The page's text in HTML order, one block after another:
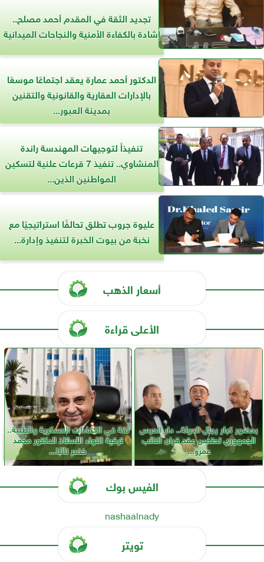
تجديد الثقة في المقدم أحمد مصلح..
إشادة بالكفاءة الأمنية والنجاحات الميدانية
الدكتور أحمد عمارة يعقد اجتماعًا موسعًا
بالإدارات العقارية والقانونية والتقنين
بمدينة العبور...
تنفيذاً لتوجيهات المهندسة راندة
المنشاوي.. تنفيذ 7 قرعات علنية لتسكين
المواطنين الذين...
عليوة جروب تطلق تحالفًا استراتيجيًا مع
نخبة من بيوت الخبرة لتنفيذ وإدارة...
أسعار الذهب
الأعلى قراءة
بحضور كبار رجال الدولة.. دار الحرس
الجمهوري تحتضن عقد قران النائب
عمرو...
ثقة في الكفاءات العسكرية والطبية..
ترقية اللواء الأستاذ الدكتور محمد
خضر نائبًا...
الفيس بوك
nashaalnady
تويتر